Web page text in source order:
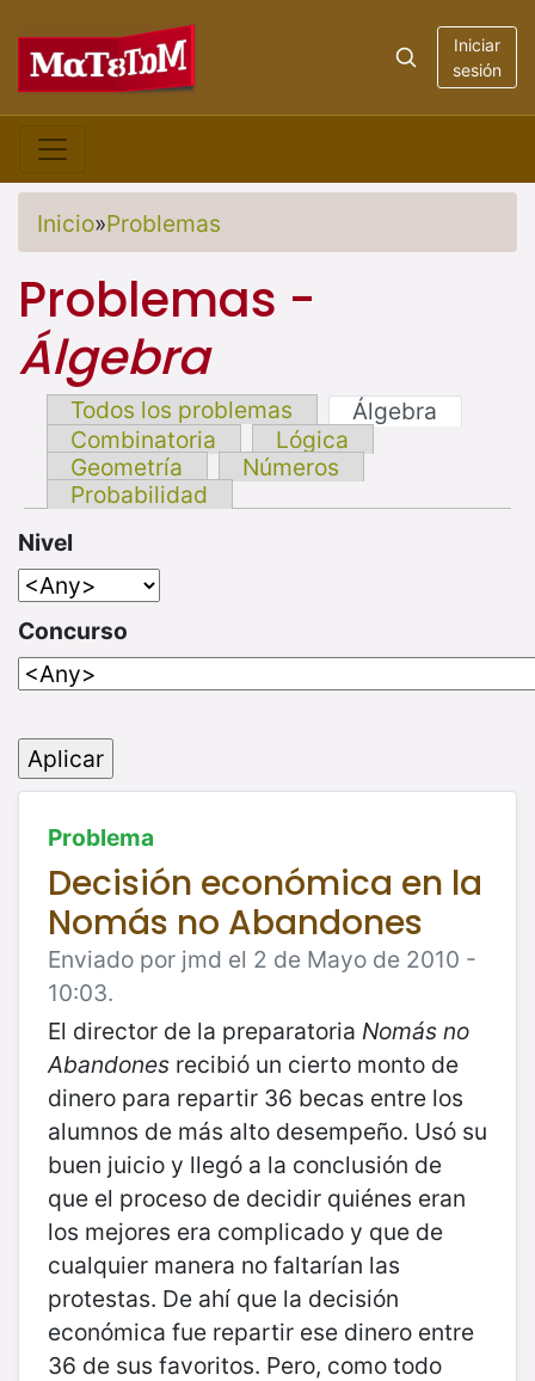
Iniciar
sesión
Inicio»Problemas
Problemas -
Álgebra
Todos los problemas
Álgebra
Combinatoria
Lógica
Geometría
Números
Probabilidad
Nivel
Concurso
Problema
Decisión económica en la
Nomás no Abandones
Enviado por jmd el 2 de Mayo de 2010 -
10:03.
El director de la preparatoria Nomás no
Abandones recibió un cierto monto de
dinero para repartir 36 becas entre los
alumnos de más alto desempeño. Usó su
buen juicio y llegó a la conclusión de
que el proceso de decidir quiénes eran
los mejores era complicado y que de
cualquier manera no faltarían las
protestas. De ahí que la decisión
económica fue repartir ese dinero entre
36 de sus favoritos. Pero, como todo